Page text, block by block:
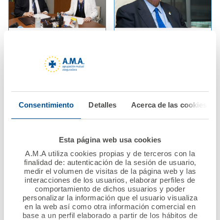
Consentimiento Detalles Acerca de las cookies
Esta página web usa cookies
A.M.A utiliza cookies propias y de terceros con la
finalidad de: autenticación de la sesión de usuario,
medir el volumen de visitas de la página web y las
interacciones de los usuarios, elaborar perfiles de
comportamiento de dichos usuarios y poder
personalizar la información que el usuario visualiza
en la web así como otra información comercial en
base a un perfil elaborado a partir de los hábitos de
AMA Vida firma póliza
colectiva de Vida con
d'Infermeres i
Infermers de
Nacional Mutualista
Solidario, dotado con
Ver noticia